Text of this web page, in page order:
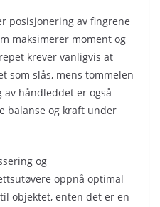
posisjonering av fingrene
maksimerer moment og
krever vanligvis at
som slås, mens tommelen
håndleddet er også
balanse og kraft under
og
oppnå optimal
objektet, enten det er en